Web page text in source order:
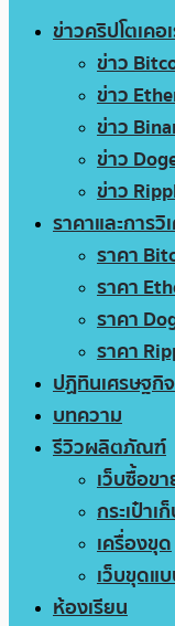
ข่าวคริปโตเคอ
ข่าว
ข่าว
ข่าว
ข่าว
ข่าว
ราคาและการวิ
ราคา
ราคา
ราคา
ราคา
ปฏิทินเศรษฐกิจ
บทความ
รีวิวผลิตภัณฑ์
เว็บซื้อข
กระเป๋า
เครื่องขุด
เว็บขุดแ
ห้องเรียน